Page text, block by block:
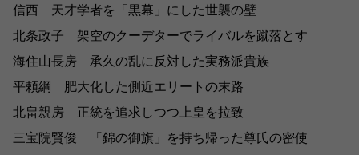
信西 天才学者を「黒幕」にした世襲の壁
北条政子 架空のクーデターでライバルを蹴落とす
海住山長房 承久の乱に反対した実務派貴族
平頼綱 肥大化した側近エリートの末路
北畠親房 正統を追求しつつ上皇を拉致
三宝院賢俊 「錦の御旗」を持ち帰った尊氏の密使